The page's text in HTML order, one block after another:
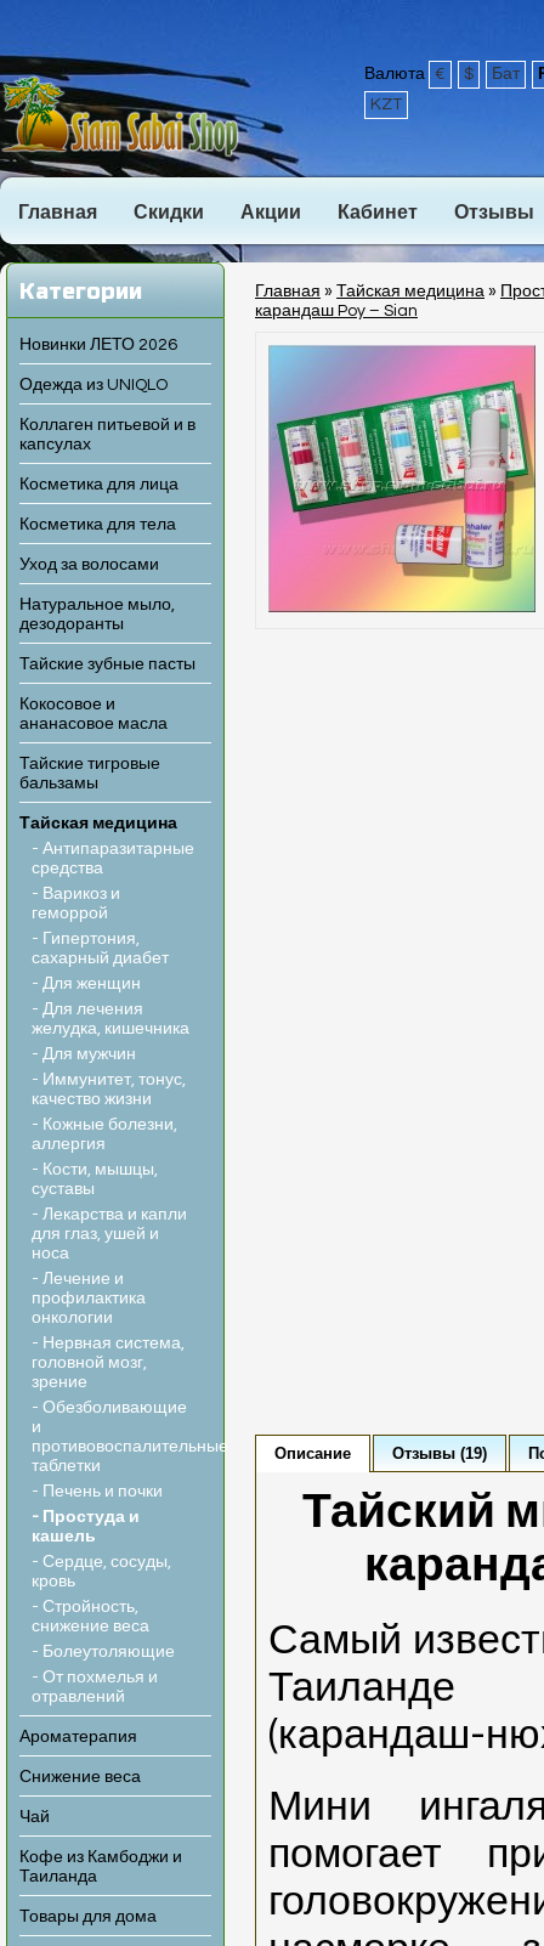
Валюта € $ Бат
KZT
Главная Скидки Акции Кабинет Отзывы
Категории
Новинки ЛЕТО 2026
Одежда из UNIQLO
Коллаген питьевой и в
капсулах
Косметика для лица
Косметика для тела
Уход за волосами
Натуральное мыло,
дезодоранты
Тайские зубные пасты
Кокосовое и
ананасовое масла
Тайские тигровые
бальзамы
Тайская медицина
- Антипаразитарные
средства
- Варикоз и
геморрой
- Гипертония,
сахарный диабет
- Для женщин
- Для лечения
желудка, кишечника
- Для мужчин
- Иммунитет, тонус,
качество жизни
- Кожные болезни,
аллергия
- Кости, мышцы,
суставы
- Лекарства и капли
для глаз, ушей и
носа
- Лечение и
профилактика
онкологии
- Нервная система,
головной мозг,
зрение
- Обезболивающие
и
противовоспалительные
таблетки
- Печень и почки
- Простуда и
кашель
- Сердце, сосуды,
кровь
- Стройность,
снижение веса
- Болеутоляющие
- От похмелья и
отравлений
Ароматерапия
Снижение веса
Чай
Кофе из Камбоджи и
Таиланда
Товары для дома
Главная » Тайская медицина »
карандаш Poy – Sian
Описание Отзывы (19)
Тайский
Самый
Таиланде
(карандаш-
Мини
помогает